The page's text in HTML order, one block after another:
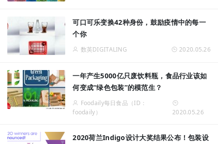
可口可乐变换42种身份，鼓励疫情中的每一
个你
数英DIGITALING 2020.05.26
一年产生5000亿只废饮料瓶，食品行业该如
何变成“绿色包装”的模范生？
Foodaily每日食品（ID：
foodaily）
2020.05.26
2020荷兰Indigo设计大奖结果公布！包装设